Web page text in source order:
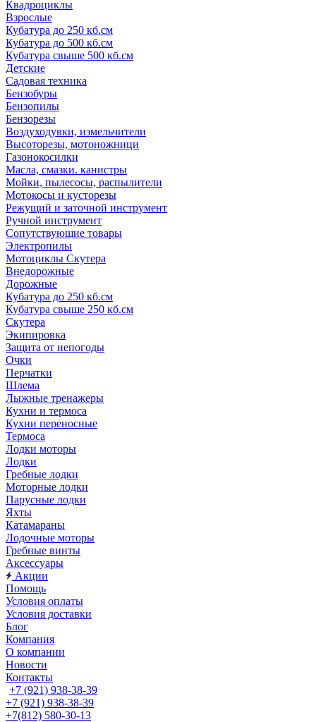
Квадроциклы
Взрослые
Кубатура до 250 кб.см
Кубатура до 500 кб.см
Кубатура свыше 500 кб.см
Детские
Садовая техника
Бензобуры
Бензопилы
Бензорезы
Воздуходувки, измельчители
Высоторезы, мотоножници
Газонокосилки
Масла, смазки. канистры
Мойки, пылесосы, распылители
Мотокосы и кусторезы
Режущий и заточной инструмент
Ручной инструмент
Сопутствующие товары
Электропилы
Мотоциклы Скутера
Внедорожные
Дорожные
Кубатура до 250 кб.см
Кубатура свыше 250 кб.см
Скутера
Экипировка
Защита от непогоды
Очки
Перчатки
Шлема
Лыжные тренажеры
Кухни и термоса
Кухни переносные
Термоса
Лодки моторы
Лодки
Гребные лодки
Моторные лодки
Парусные лодки
Яхты
Катамараны
Лодочные моторы
Гребные винты
Аксессуары
Акции
Помощь
Условия оплаты
Условия доставки
Блог
Компания
О компании
Новости
Контакты
+7 (921) 938-38-39
+7 (921) 938-38-39
+7(812) 580-30-13